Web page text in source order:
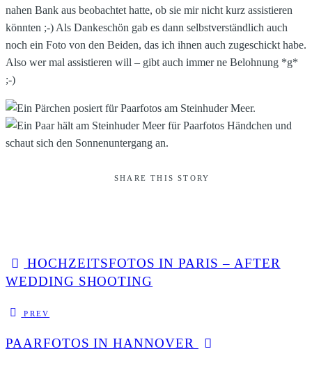
nahen Bank aus beobachtet hatte, ob sie mir nicht kurz assistieren
könnten ;-) Als Dankeschön gab es dann selbstverständlich auch
noch ein Foto von den Beiden, das ich ihnen auch zugeschickt habe.
Also wer mal assistieren will – gibt auch immer ne Belohnung *g*
;-)
SHARE THIS STORY
HOCHZEITSFOTOS IN PARIS – AFTER
WEDDING SHOOTING
PREV
PAARFOTOS IN HANNOVER